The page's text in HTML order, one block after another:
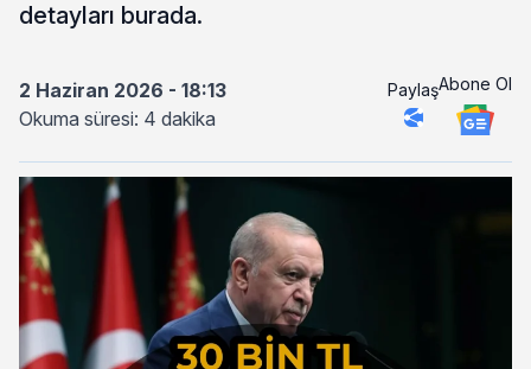
detayları burada.
2 Haziran 2026 - 18:13
Okuma süresi: 4 dakika
PaylaşAbone Ol